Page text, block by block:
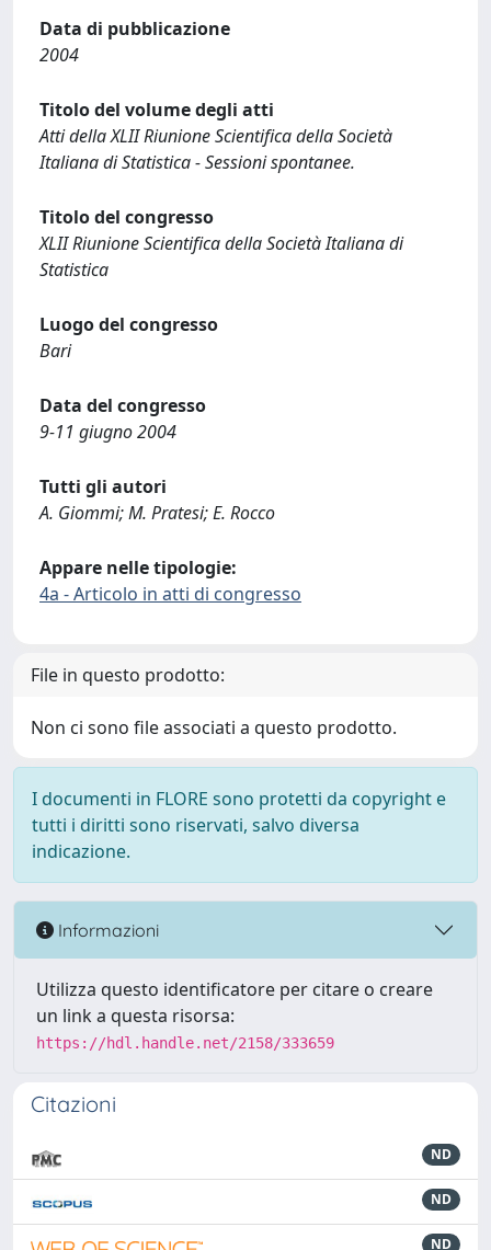
Data di pubblicazione
2004
Titolo del volume degli atti
Atti della XLII Riunione Scientifica della Società
Italiana di Statistica - Sessioni spontanee.
Titolo del congresso
XLII Riunione Scientifica della Società Italiana di
Statistica
Luogo del congresso
Bari
Data del congresso
9-11 giugno 2004
Tutti gli autori
A. Giommi; M. Pratesi; E. Rocco
Appare nelle tipologie:
4a - Articolo in atti di congresso
File in questo prodotto:
Non ci sono file associati a questo prodotto.
I documenti in FLORE sono protetti da copyright e
tutti i diritti sono riservati, salvo diversa
indicazione.
Informazioni
Utilizza questo identificatore per citare o creare
un link a questa risorsa:
https://hdl.handle.net/2158/333659
Citazioni
ND
ND
ND